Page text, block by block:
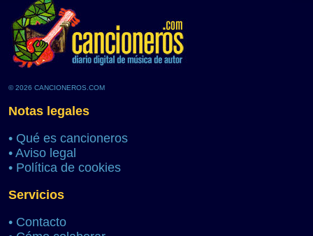
© 2026 CANCIONEROS.COM
Notas legales
• Qué es cancioneros
• Aviso legal
• Política de cookies
Servicios
• Contacto